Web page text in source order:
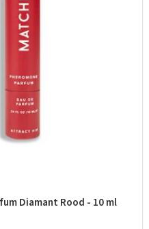
Diamant Rood - 10 ml